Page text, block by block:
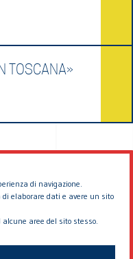
di navigazione.
elaborare dati e avere un sito
aree del sito stesso.
TOSCANA»